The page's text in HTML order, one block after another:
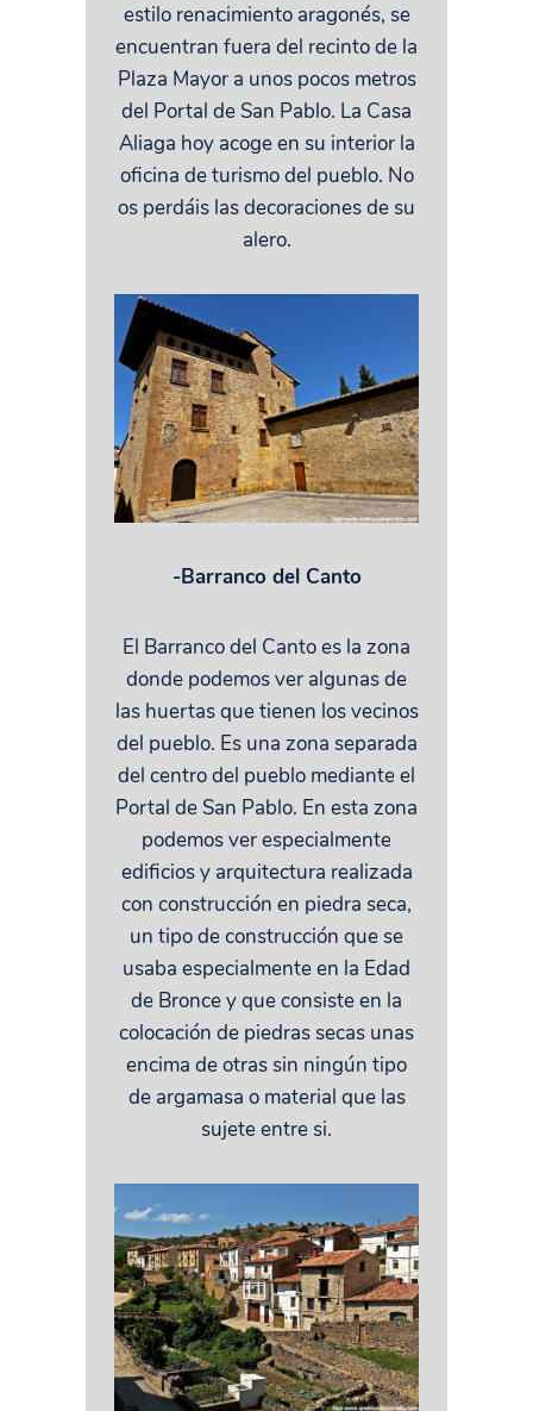
estilo renacimiento aragonés, se
encuentran fuera del recinto de la
Plaza Mayor a unos pocos metros
del Portal de San Pablo. La Casa
Aliaga hoy acoge en su interior la
oficina de turismo del pueblo. No
os perdáis las decoraciones de su
alero.
-Barranco del Canto
El Barranco del Canto es la zona
donde podemos ver algunas de
las huertas que tienen los vecinos
del pueblo. Es una zona separada
del centro del pueblo mediante el
Portal de San Pablo. En esta zona
podemos ver especialmente
edificios y arquitectura realizada
con construcción en piedra seca,
un tipo de construcción que se
usaba especialmente en la Edad
de Bronce y que consiste en la
colocación de piedras secas unas
encima de otras sin ningún tipo
de argamasa o material que las
sujete entre si.